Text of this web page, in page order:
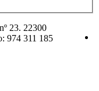
23. 22300
974 311 185